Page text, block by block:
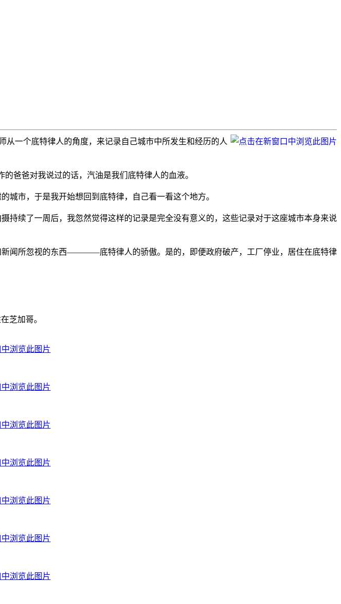
从一个底特律人的角度，来记录自己城市中所发生和经历的人
爸爸对我说过的话，汽油是我们底特律人的血液。
城市，于是我开始想回到底特律，自己看一看这个地方。
持续了一周后，我忽然觉得这样的记录是完全没有意义的，这些记录对于这座城市本身来说
闻所忽视的东西————底特律人的骄傲。是的，即便政府破产，工厂停业，居住在底特律
芝加哥。